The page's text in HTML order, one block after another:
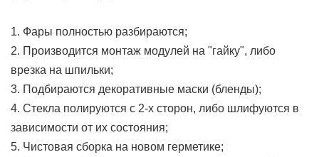
1. Фары полностью разбираются;
2. Производится монтаж модулей на "гайку", либо
врезка на шпильки;
3. Подбираются декоративные маски (бленды);
4. Стекла полируются с 2-х сторон, либо шлифуются в
зависимости от их состояния;
5. Чистовая сборка на новом герметике;